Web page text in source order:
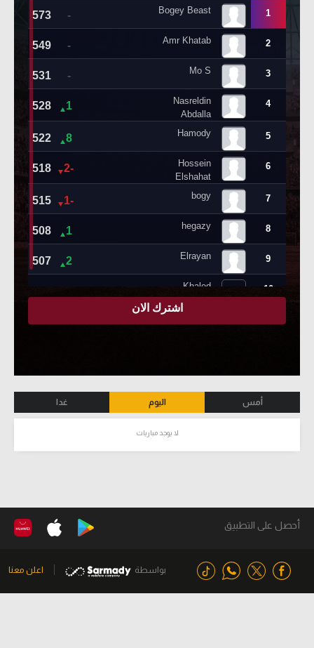
أمس اليوم غدا
لا يوجد مباريات
أحصل على التطبيق
بواسطة اعلن معنا